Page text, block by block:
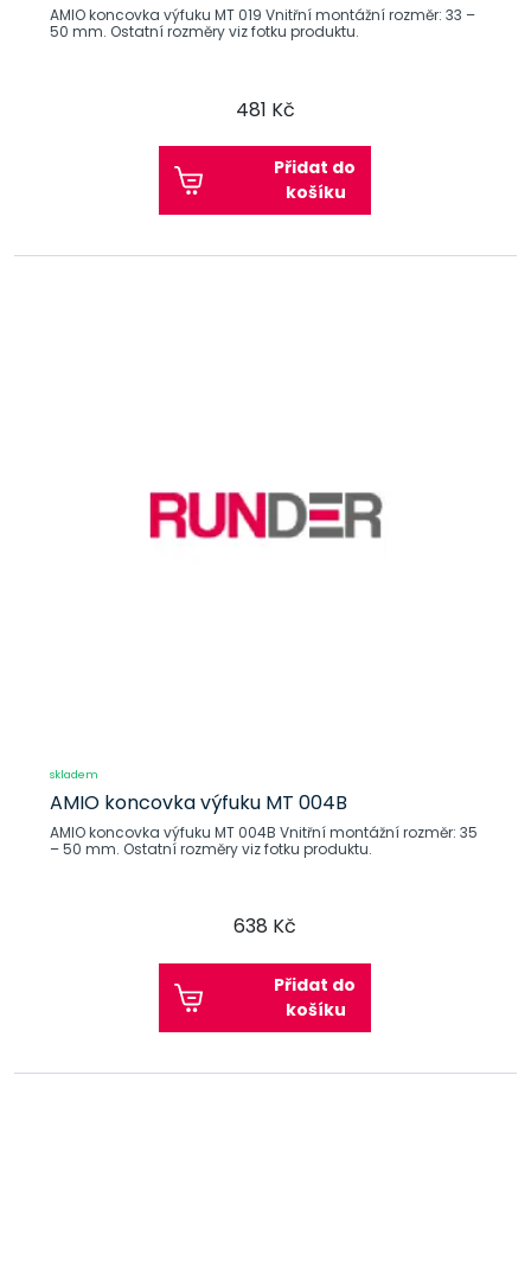
AMIO koncovka výfuku MT 019 Vnitřní montážní rozměr: 33 –
50 mm. Ostatní rozměry viz fotku produktu.
481 Kč
Přidat do
košíku
skladem
AMIO koncovka výfuku MT 004B
AMIO koncovka výfuku MT 004B Vnitřní montážní rozměr: 35
– 50 mm. Ostatní rozměry viz fotku produktu.
638 Kč
Přidat do
košíku